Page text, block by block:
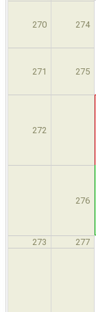
270 274
271 275
272
276
273 277